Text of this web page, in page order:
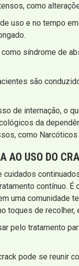
como
uso e no tempo
síndrome de
são
de internação, o
da
como Narcóticos
AO USO DO
contínuo.
uma
toques de
pelo tratamento
pode se reunir